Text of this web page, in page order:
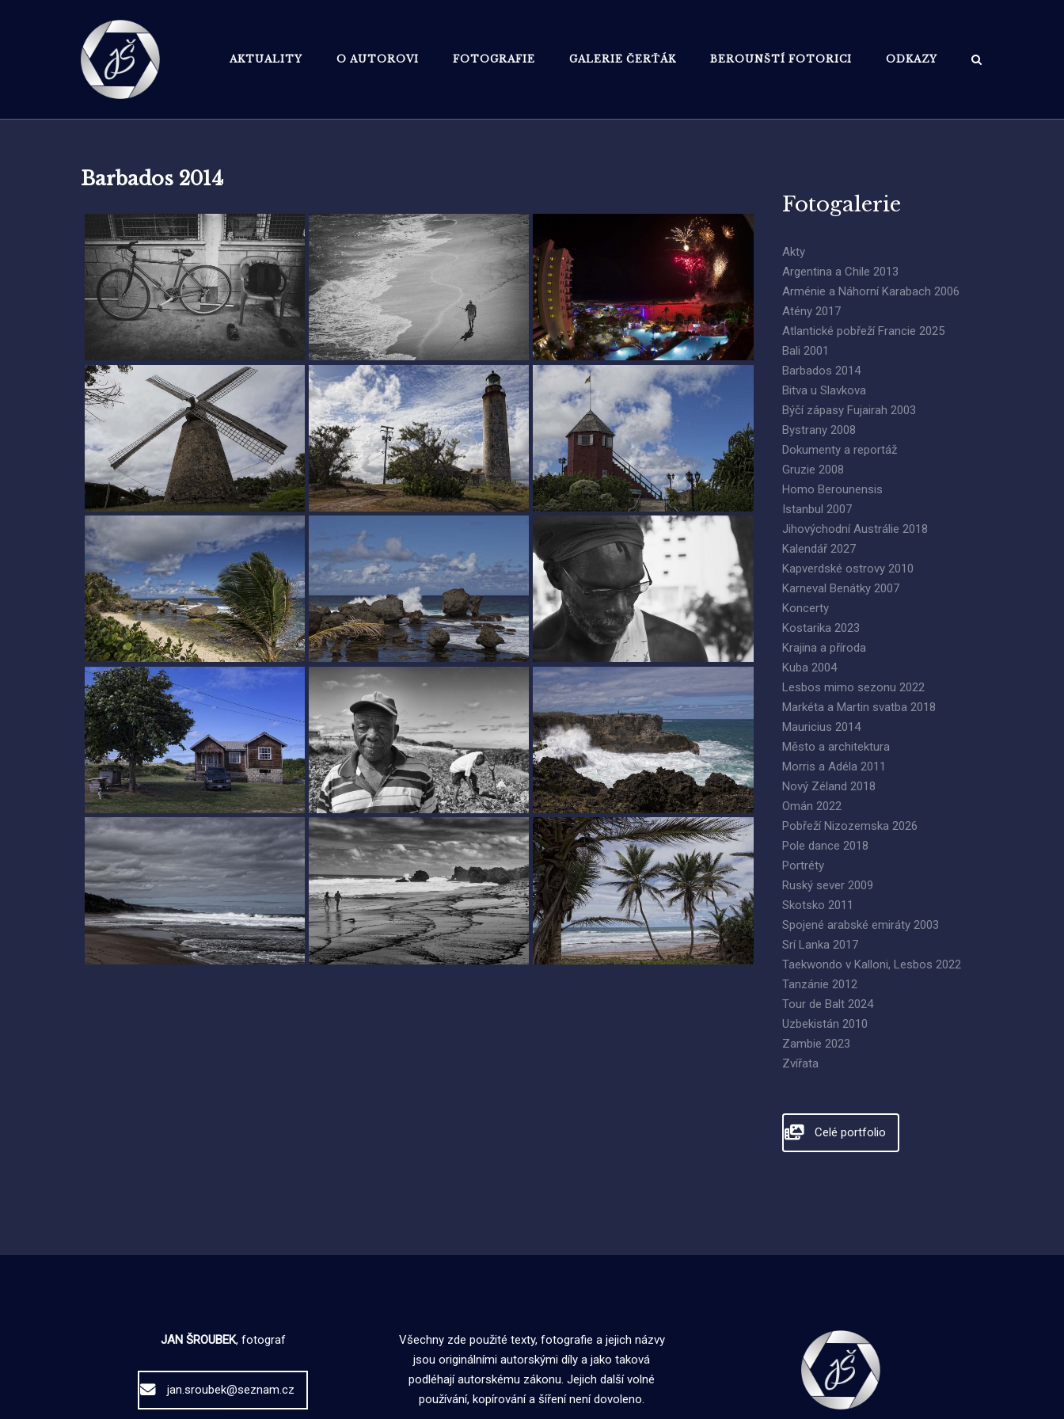
AKTUALITY O AUTOROVI FOTOGRAFIE GALERIE ČERŤÁK BEROUNŠTÍ FOTORICI ODKAZY
Barbados 2014
Fotogalerie
Akty
Argentina a Chile 2013
Arménie a Náhorní Karabach 2006
Atény 2017
Atlantické pobřeží Francie 2025
Bali 2001
Barbados 2014
Bitva u Slavkova
Býčí zápasy Fujairah 2003
Bystrany 2008
Dokumenty a reportáž
Gruzie 2008
Homo Berounensis
Istanbul 2007
Jihovýchodní Austrálie 2018
Kalendář 2027
Kapverdské ostrovy 2010
Karneval Benátky 2007
Koncerty
Kostarika 2023
Krajina a příroda
Kuba 2004
Lesbos mimo sezonu 2022
Markéta a Martin svatba 2018
Mauricius 2014
Město a architektura
Morris a Adéla 2011
Nový Zéland 2018
Omán 2022
Pobřeží Nizozemska 2026
Pole dance 2018
Portréty
Ruský sever 2009
Skotsko 2011
Spojené arabské emiráty 2003
Srí Lanka 2017
Taekwondo v Kalloni, Lesbos 2022
Tanzánie 2012
Tour de Balt 2024
Uzbekistán 2010
Zambie 2023
Zvířata
Celé portfolio
JAN ŠROUBEK, fotograf
jan.sroubek@seznam.cz
Všechny zde použité texty, fotografie a jejich názvy
jsou originálními autorskými díly a jako taková
podléhají autorskému zákonu. Jejich další volné
používání, kopírování a šíření není dovoleno.